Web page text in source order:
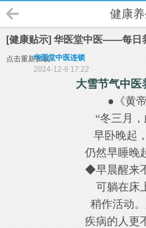
健康
[健康贴示] 华医堂中医——每日
点击重新加载华医堂中医连锁
2024-12-9 17:22
大雪节气中医
●《黄
“冬三月
早卧晚起
仍然早睡晚
◆早晨醒来
可躺在床
稍作活动
疾病的人更